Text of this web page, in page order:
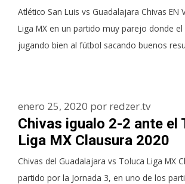
Atlético San Luis vs Guadalajara Chivas EN
Liga MX en un partido muy parejo donde el
jugando bien al fútbol sacando buenos
Chivas igualo 2-2 ante el
Liga MX Clausura 2020
enero 25, 2020 por redzer.tv
Chivas del Guadalajara vs Toluca Liga MX
partido por la Jornada 3, en uno de los